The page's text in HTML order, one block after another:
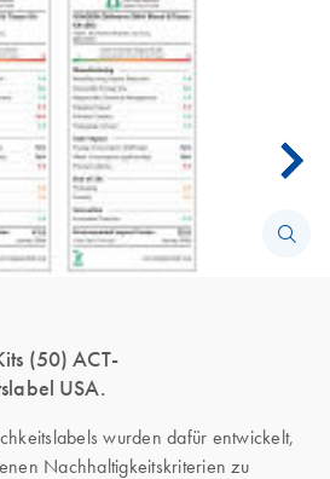
(50) ACT-
USA.
wurden dafür entwickelt,
Nachhaltigkeitskriterien zu